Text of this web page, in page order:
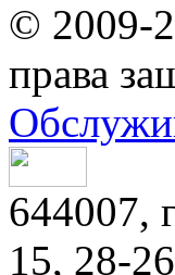
© 2009-
права
644007,
15, 28-